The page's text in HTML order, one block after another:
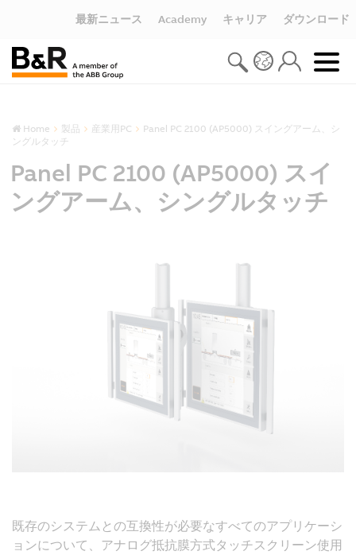
最新ニュース Academy キャリア ダウンロード
Home 製品 産業用PC
Panel PC 2100 (AP5000) スイングアーム、シ
ングルタッチ
Panel PC 2100 (AP5000) スイ
ングアーム、シングルタッチ
既存のシステムとの互換性が必要なすべてのアプリケーシ
ョンについて、アナログ抵抗膜方式タッチスクリーン使用